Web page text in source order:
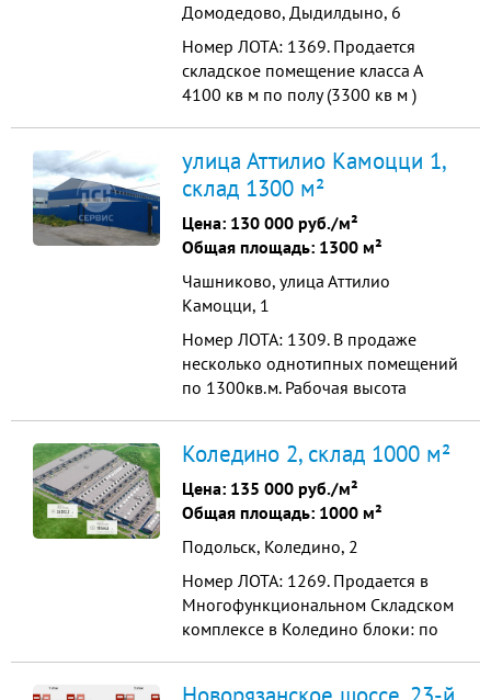
модули площадью 1500 м2.
Просторн...
Домодедово, Дыдилдыно, 6
Номер ЛОТА: 1369. Продается
складское помещение класса А
4100 кв м по полу (3300 кв м )
кухня ,душевые, раздевалки для
рабочих. Потолки 12 м полы с
антипылевым покрытием, доковые
ворота 3шт. Cистема
Видео наблюдени...
улица Аттилио Камоцци 1,
склад 1300 м²
Цена: 130 000 руб./м²
Общая площадь: 1300 м²
Чашниково, улица Аттилио
Камоцци, 1
Номер ЛОТА: 1309. В продаже
несколько однотипных помещений
по 1300кв.м. Рабочая высота
одном Помещении ворота в ноль.
Во втором доквеллеры с
уравнительной платформой.
электричество (30кВт - можно
увеличить), охра...
Коледино 2, склад 1000 м²
Цена: 135 000 руб./м²
Общая площадь: 1000 м²
Подольск, Коледино, 2
Номер ЛОТА: 1269. Продается в
Многофункциональном Складском
комплексе в Коледино блоки: по